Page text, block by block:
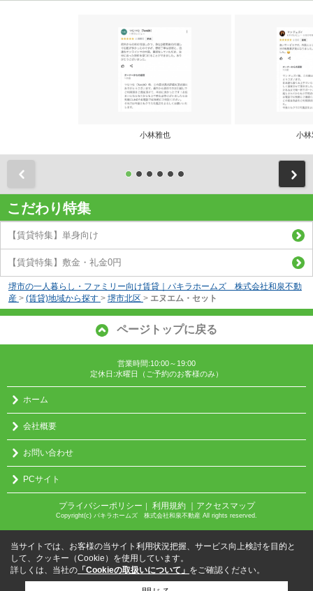
小林雅也 小林
こだわり特集
【賃貸特集】単身向け
【賃貸特集】敷金・礼金0円
堺市の一人暮らし・ファミリー向け賃貸｜パキラホームズ 株式会社和泉不動
産 > (賃貸)地域から探す > 堺市北区 > エヌエム・セット
ページトップに戻る
営業時間:10:00～19:00
定休日:水曜日（ご予約のお客様のみ）
ホーム
会社概要
お問い合わせ
PCサイト
プライバシーポリシー 利用規約 ｜アクセスマップ
Copyright(c) パキラホームズ 株式会社和泉不動産 All rights reserved.
当サイトでは、お客様の当サイト利用状況把握、サービス向上検討を目的と
して、クッキー（Cookie）を使用しています。
詳しくは、当社の 「Cookieの取扱いについて」 をご確認ください。